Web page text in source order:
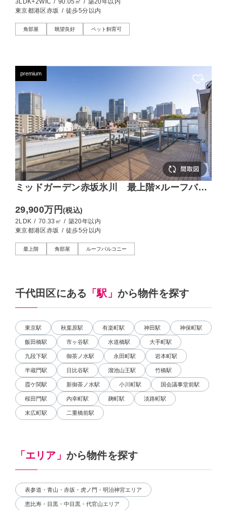
3LDK+2WIC / 90.05㎡ / 築20年以内
東京都港区赤坂 / 徒歩5分以内
角部屋 眺望良好 ペット飼育可
premium
ミッドガーデン赤坂氷川 最上階×ルーフバル
29,900万円(税込)
2LDK / 70.33㎡ / 築20年以内
東京都港区赤坂 / 徒歩5分以内
最上階 角部屋 ルーフバルコニー
千代田区にある 「駅」 から物件を探す
東京駅 秋葉原駅 有楽町駅 神田駅 神保町駅
飯田橋駅 市ヶ谷駅 水道橋駅 大手町駅
九段下駅 御茶ノ水駅 永田町駅 岩本町駅
半蔵門駅 日比谷駅 溜池山王駅 竹橋駅
霞ケ関駅 新御茶ノ水駅 小川町駅 国会議事堂前駅
桜田門駅 内幸町駅 麹町駅 淡路町駅
末広町駅 二重橋前駅
「エリア」 から物件を探す
表参道・青山・赤坂・虎ノ門・明治神宮エリア
恵比寿・目黒・中目黒・代官山エリア